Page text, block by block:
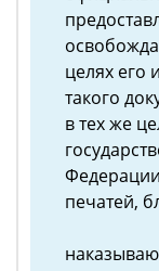
целях его
такого
в тех же
печатей,